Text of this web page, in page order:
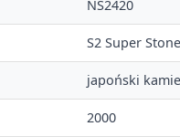
NS2420
S2 Super Stone
japoński
2000